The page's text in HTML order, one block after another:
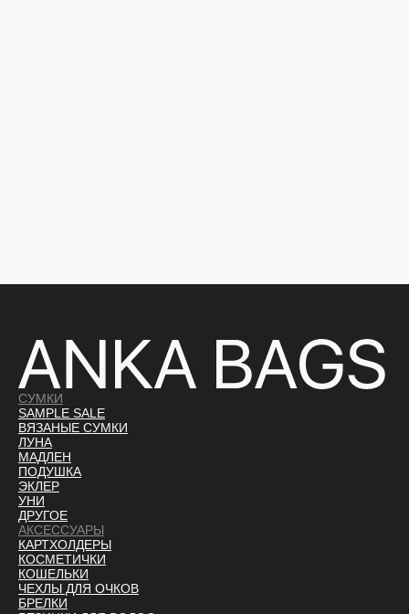
СУМКИ
SAMPLE SALE
ВЯЗАНЫЕ СУМКИ
ЛУНА
МАДЛЕН
ПОДУШКА
ЭКЛЕР
УНИ
ДРУГОЕ
АКСЕССУАРЫ
КАРТХОЛДЕРЫ
КОСМЕТИЧКИ
КОШЕЛЬКИ
ЧЕХЛЫ ДЛЯ ОЧКОВ
БРЕЛКИ